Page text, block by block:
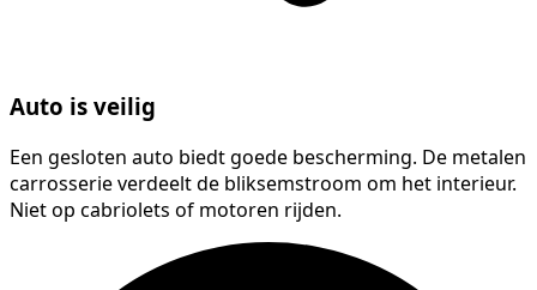
Auto is veilig
Een gesloten auto biedt goede bescherming. De metalen
carrosserie verdeelt de bliksemstroom om het interieur.
Niet op cabriolets of motoren rijden.